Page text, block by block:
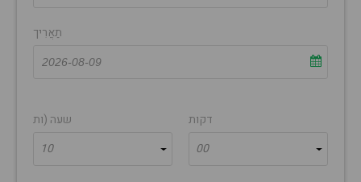
תַאֲרִיך
שעה (ות
10
דקות
00